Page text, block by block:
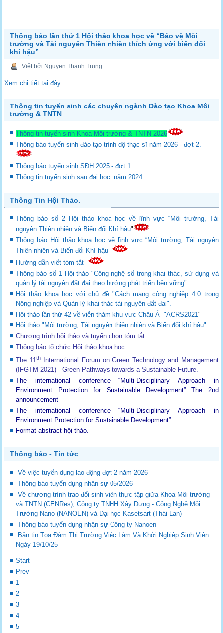
Thông báo lần thứ 1 Hội thảo khoa học về “Bảo vệ Môi
trường và Tài nguyên Thiên nhiên thích ứng với biến đổi
khí hậu”
Viết bởi Nguyen Thanh Trung
Xem chi tiết tại đây.
Thông tin tuyển sinh các chuyên ngành Đào tạo Khoa Môi
trường & TNTN
Thông tin tuyển sinh Khoa Môi trường & TNTN 2026
Thông báo tuyển sinh đào tạo trình dộ thạc sĩ năm 2026 - đợt 2.
Thông báo tuyển sinh SĐH 2025 - đợt 1.
Thông tin tuyển sinh sau đại học năm 2024
Thông Tin Hội Thảo.
Thông báo số 2 Hội thảo khoa học về lĩnh vực “Môi trường, Tài
nguyên Thiên nhiên và Biến đổi Khí hậu"
Thông báo Hội thảo khoa học về lĩnh vực “Môi trường, Tài nguyên
Thiên nhiên và Biến đổi Khí hậu”
Hướng dẫn viết tóm tắt
Thông báo số 1 Hội thảo "Công nghệ số trong khai thác, sử dụng và
quản lý tài nguyên đất đai theo hướng phát triển bền vững".
Hội thảo khoa học với chủ đề "Cách mạng công nghiệp 4.0 trong
Nông nghiệp và Quản lý khai thác tài nguyên đất đai".
Hội thảo lần thứ 42 về viễn thám khu vực Châu Á "ACRS2021"
Hội thảo "Môi trường, Tài nguyên thiên nhiên và Biến đổi khí hậu"
Chương trình hội thảo và tuyển chọn tóm tắt
Thông báo tổ chức Hội thảo khoa học
The 11thInternational Forum on Green Technology and Management
(IFGTM 2021) - Green Pathways towards a Sustainable Future.
The international conference “Multi-Disciplinary Approach in
Environment Protection for Sustainable Development”The 2nd
announcement
The international conference “Multi-Disciplinary Approach in
Environment Protection for Sustainable Development”
Format abstract hội thảo.
Thông báo - Tin tức
Về việc tuyển dụng lao động đợt 2 năm 2026
Thông báo tuyển dụng nhân sự 05/2026
Về chương trình trao đổi sinh viên thực tập giữa Khoa Môi trường
và TNTN (CENRes), Công ty TNHH Xây Dựng - Công Nghệ Môi
Trường Nano (NANOEN) và Đại học Kasetsart (Thái Lan)
Thông báo tuyển dụng nhận sự Công ty Nanoen
Bản tin Tọa Đàm Thị Trường Việc Làm Và Khởi Nghiệp Sinh Viên
Ngày 19/10/25
Start
Prev
1
2
3
4
5